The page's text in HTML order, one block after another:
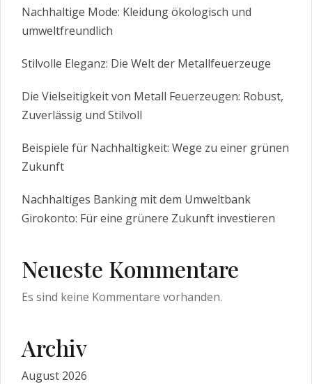
Nachhaltige Mode: Kleidung ökologisch und
umweltfreundlich
Stilvolle Eleganz: Die Welt der Metallfeuerzeuge
Die Vielseitigkeit von Metall Feuerzeugen: Robust,
Zuverlässig und Stilvoll
Beispiele für Nachhaltigkeit: Wege zu einer grünen
Zukunft
Nachhaltiges Banking mit dem Umweltbank
Girokonto: Für eine grünere Zukunft investieren
Neueste Kommentare
Es sind keine Kommentare vorhanden.
Archiv
August 2026